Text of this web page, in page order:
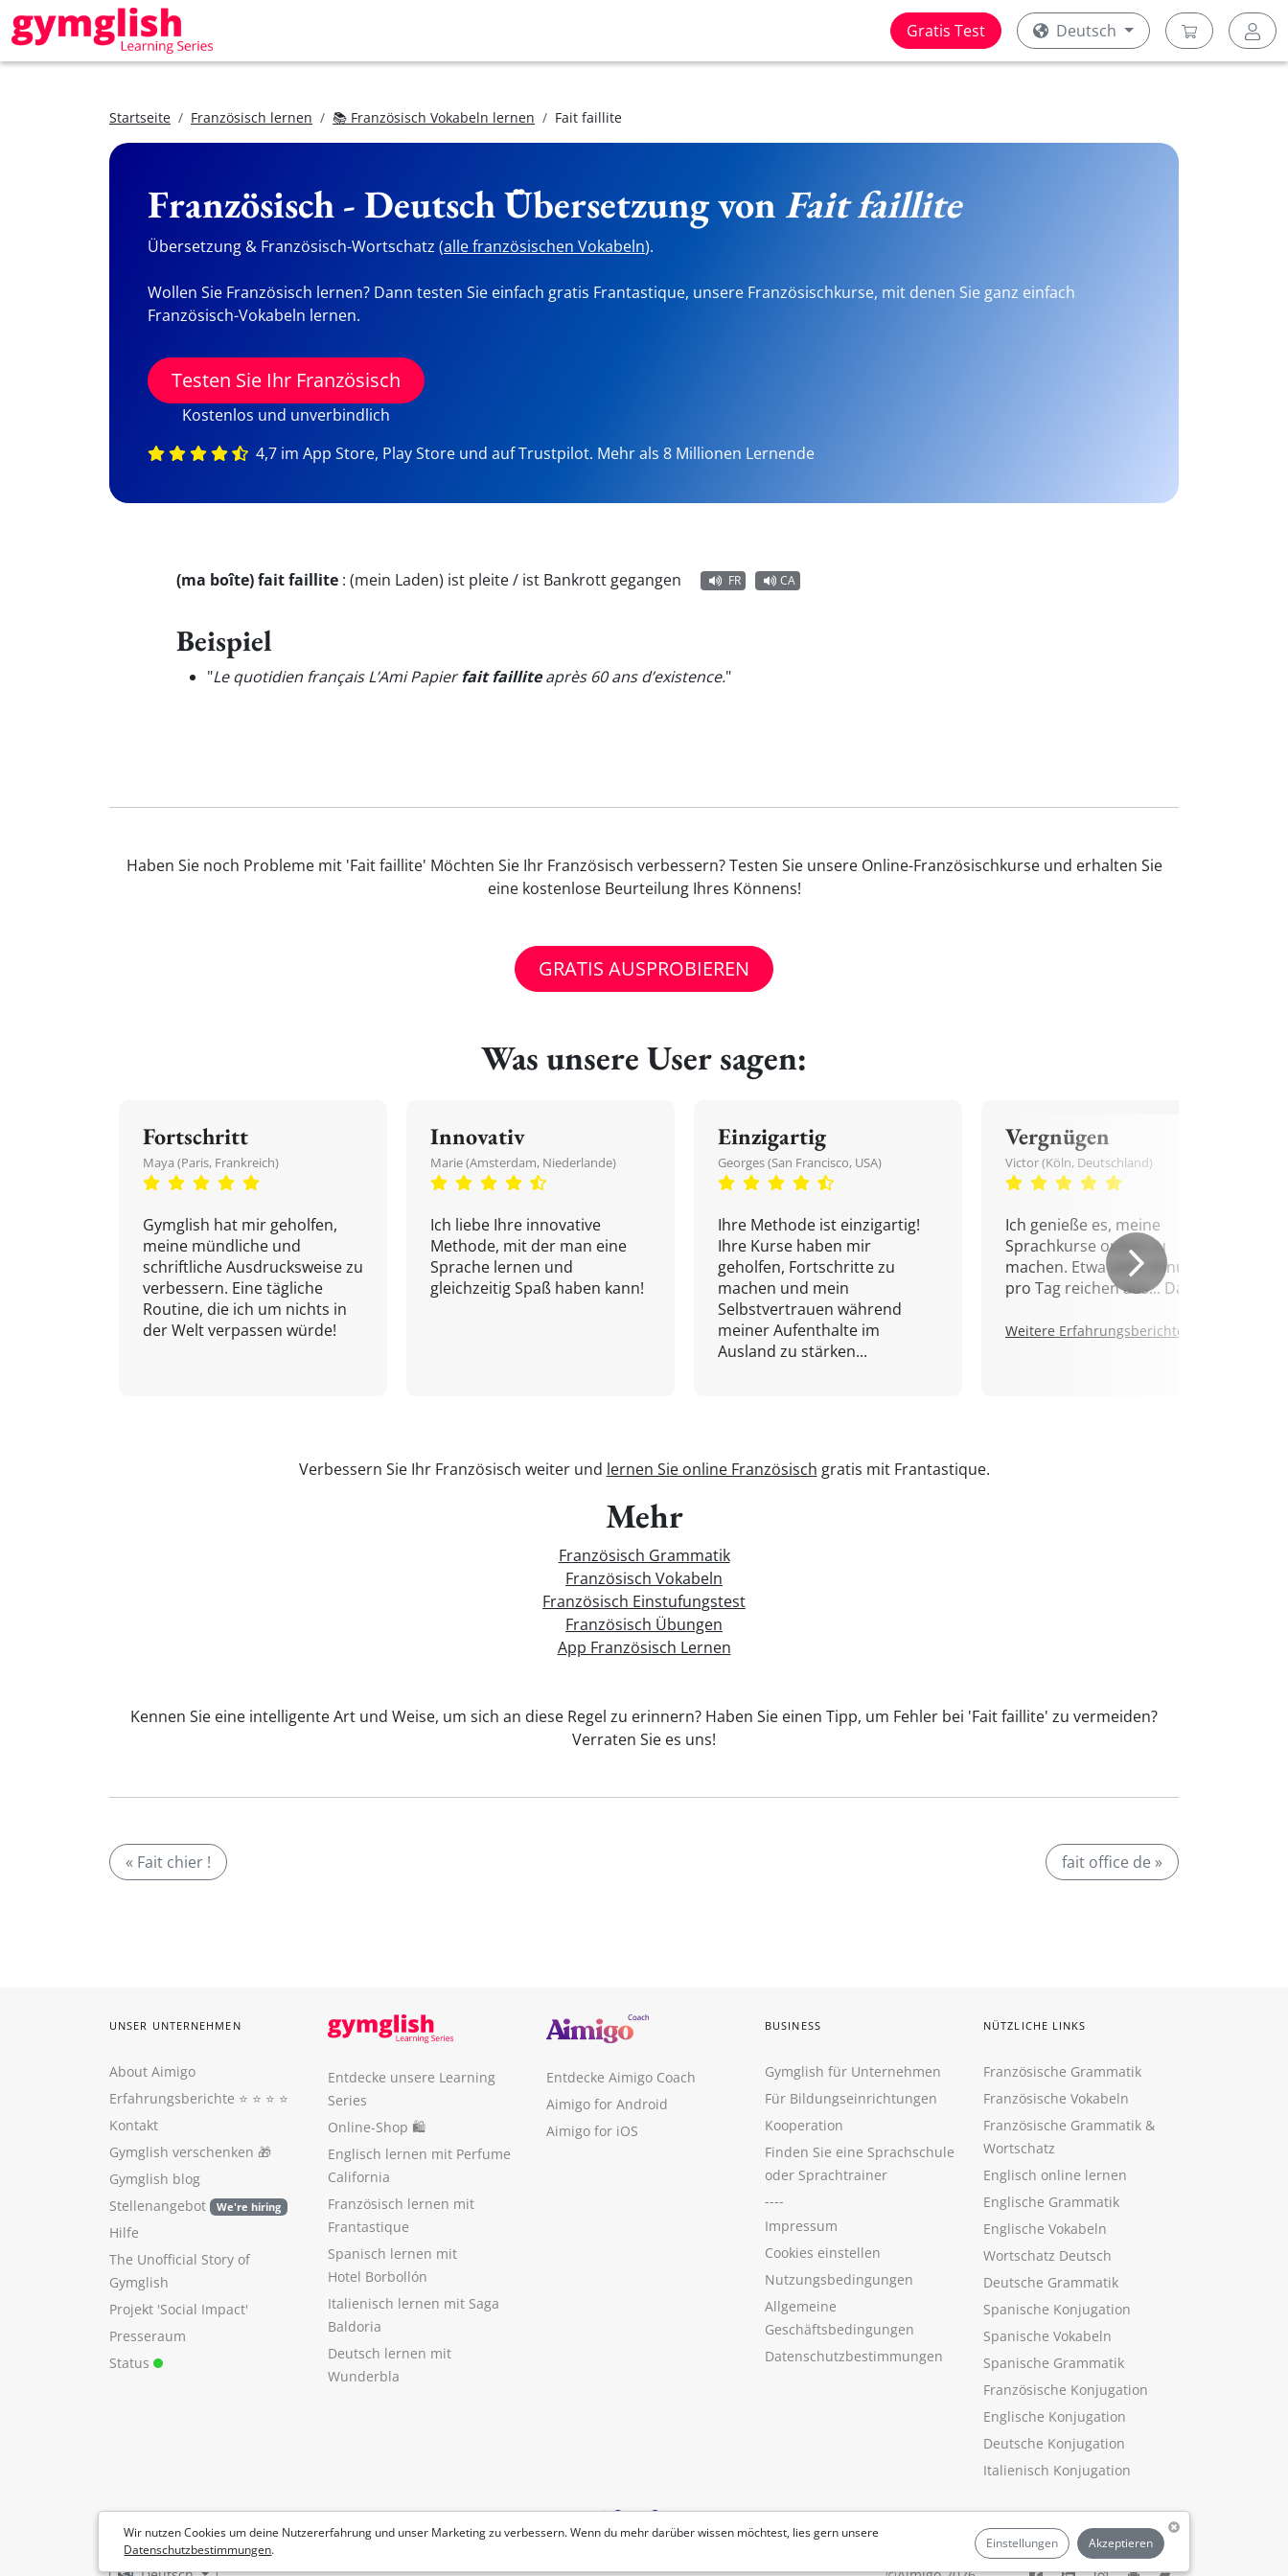
Gratis Test Deutsch
Startseite Französisch lernen 📚 Französisch Vokabeln lernen Fait faillite
Französisch - Deutsch Übersetzung von Fait faillite
Übersetzung & Französisch-Wortschatz (alle französischen Vokabeln).
Wollen Sie Französisch lernen? Dann testen Sie einfach gratis Frantastique, unsere Französischkurse, mit denen Sie ganz einfach
Französisch-Vokabeln lernen.
Testen Sie Ihr Französisch
Kostenlos und unverbindlich
4,7 im App Store, Play Store und auf Trustpilot. Mehr als 8 Millionen Lernende
(ma boîte) fait faillite : (mein Laden) ist pleite / ist Bankrott gegangen FR CA
Beispiel
"Le quotidien français L’Ami Papierfait failliteaprès 60 ans d’existence."
Haben Sie noch Probleme mit 'Fait faillite' Möchten Sie Ihr Französisch verbessern? Testen Sie unsere Online-Französischkurse und erhalten Sie
eine kostenlose Beurteilung Ihres Könnens!
GRATIS AUSPROBIEREN
Was unsere User sagen:
Fortschritt
Maya (Paris, Frankreich)
Gymglish hat mir geholfen,
meine mündliche und
schriftliche Ausdrucksweise zu
verbessern. Eine tägliche
Routine, die ich um nichts in
der Welt verpassen würde!
Innovativ
Marie (Amsterdam, Niederlande)
Ich liebe Ihre innovative
Methode, mit der man eine
Sprache lernen und
gleichzeitig Spaß haben kann!
Einzigartig
Georges (San Francisco, USA)
Ihre Methode ist einzigartig!
Ihre Kurse haben mir
geholfen, Fortschritte zu
machen und mein
Selbstvertrauen während
meiner Aufenthalte im
Ausland zu stärken...
Vergnügen
Victor (Köln, Deutschland)
Ich genieße es, meine
Sprachkurse online zu
machen. Etwa zehn Minuten
pro Tag reichen aus... Danke!
Weitere Erfahrungsberichte.
Verbessern Sie Ihr Französisch weiter und lernen Sie online Französisch gratis mit Frantastique.
Mehr
Französisch Grammatik
Französisch Vokabeln
Französisch Einstufungstest
Französisch Übungen
App Französisch Lernen
Kennen Sie eine intelligente Art und Weise, um sich an diese Regel zu erinnern? Haben Sie einen Tipp, um Fehler bei 'Fait faillite' zu vermeiden?
Verraten Sie es uns!
« Fait chier ! fait office de »
Wir nutzen Cookies um deine Nutzererfahrung und unser Marketing zu verbessern. Wenn du mehr darüber wissen möchtest, lies gern unsere
Datenschutzbestimmungen. Einstellungen Akzeptieren
UNSER UNTERNEHMEN
About Aimigo
Erfahrungsberichte ⭐️ ⭐️ ⭐️ ⭐️
Kontakt
Gymglish verschenken 🎁
Gymglish blog
Stellenangebot
We're hiring
Hilfe
The Unofficial Story of
Gymglish
Projekt 'Social Impact'
Presseraum
Status
Entdecke unsere Learning
Series
Online-Shop 🛍
Englisch lernen mit Perfume
California
Französisch lernen mit
Frantastique
Spanisch lernen mit
Hotel Borbollón
Italienisch lernen mit Saga
Baldoria
Deutsch lernen mit
Wunderbla
Entdecke Aimigo Coach
Aimigo for Android
Aimigo for iOS
BUSINESS
Gymglish für Unternehmen
Für Bildungseinrichtungen
Kooperation
Finden Sie eine Sprachschule
oder Sprachtrainer
----
Impressum
Cookies einstellen
Nutzungsbedingungen
Allgemeine
Geschäftsbedingungen
Datenschutzbestimmungen
NÜTZLICHE LINKS
Französische Grammatik
Französische Vokabeln
Französische Grammatik &
Wortschatz
Englisch online lernen
Englische Grammatik
Englische Vokabeln
Wortschatz Deutsch
Deutsche Grammatik
Spanische Konjugation
Spanische Vokabeln
Spanische Grammatik
Französische Konjugation
Englische Konjugation
Deutsche Konjugation
Italienisch Konjugation